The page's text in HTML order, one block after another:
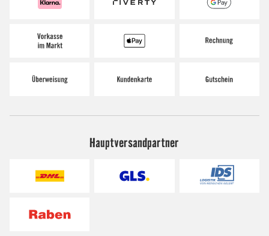
Hauptversandpartner